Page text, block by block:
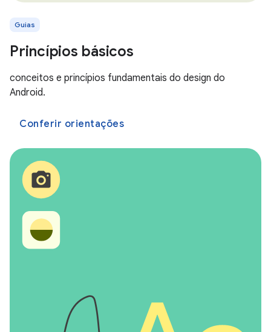
Guias
Princípios básicos
conceitos e princípios fundamentais do design do
Android.
Conferir orientações